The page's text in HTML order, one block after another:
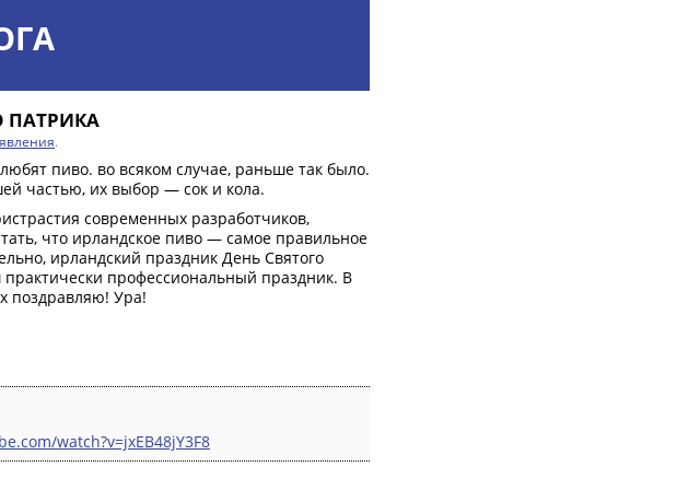
ПАТРИКА
.
пиво. во всяком случае, раньше так было.
частью, их выбор — сок и кола.
современных разработчиков,
что ирландское пиво — самое правильное
ирландский праздник День Святого
профессиональный праздник. В
поздравляю! Ура!
watch?v=jxEB48jY3F8